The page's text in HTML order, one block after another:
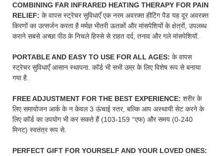
COMBINING FAR INFRARED HEATING THERAPY FOR PAIN
RELIEF: के वापस स्ट्रेचर सुविधाएँ एक नरम अवरक्त हीटिंग पैड यह दूर अवरक्त
किरणों का उत्सर्जन करता है मर्मज्ञ भीतरी ऊतकों और मांसपेशियों के क्षेत्रों, उपलब्ध
कराने सबसे अच्छा पीठ के निचले हिस्से से राहत दर्द, तनाव और गले मांसपेशियों.
PORTABLE AND EASY TO USE FOR ALL AGES: के वापस
स्ट्रेचर सुविधाएँ आसान स्थापना. कॉर्ड भी सभी उम्र के लिए विशेष रूप से बनाया
गया है.
FREE ADJUSTMENT FOR THE BEST EXPERIENCE: शरीर के
लिए समायोजन आर्क के न केवल 3 ऊंचाई स्तर, बल्कि आप अस्थायी सेट करने के
लिए कॉर्ड का उपयोग भी कर सकते हैं (103-159 °एफ) और समय (0-240
मिनट) स्वतंत्र रूप से.
PERFECT GIFT FOR YOURSELF AND YOUR LOVED ONES: